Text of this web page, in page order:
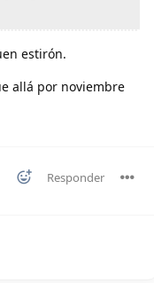
estirón.
allá por noviembre
Responder